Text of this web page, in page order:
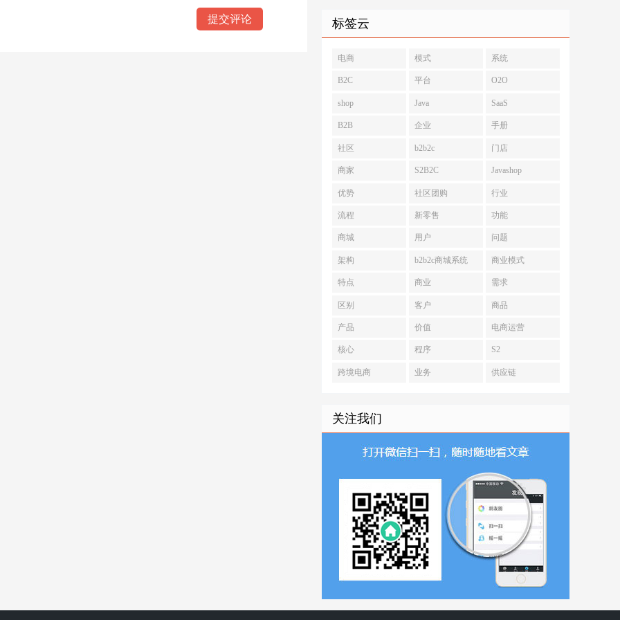
标签云
电商 模式 系统
B2C 平台 O2O
shop Java SaaS
B2B 企业 手册
社区 b2b2c 门店
商家 S2B2C Javashop
优势 社区团购 行业
流程 新零售 功能
商城 用户 问题
架构 b2b2c商城系统 商业模式
特点 商业 需求
区别 客户 商品
产品 价值 电商运营
核心 程序 S2
跨境电商 业务 供应链
关注我们